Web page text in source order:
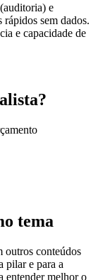
e
rápidos sem dados.
e capacidade de
tema
outros conteúdos
pilar e para a
entender melhor o